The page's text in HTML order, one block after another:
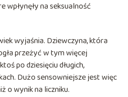
wpłynęły na seksualność
wyjaśnia. Dziewczyna, która
przeżyć w tym więcej
po dziesięciu długich,
Dużo sensowniejsze jest więc
o wynik na liczniku.